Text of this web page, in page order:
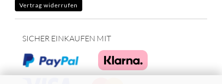
Vertrag widerrufen
SICHER EINKAUFEN MIT